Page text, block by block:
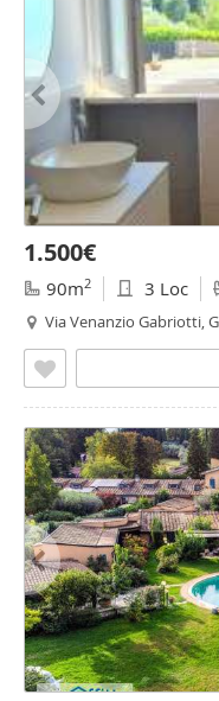
1.500€
90m2 3 Loc
Via Venanzio Gabriotti,